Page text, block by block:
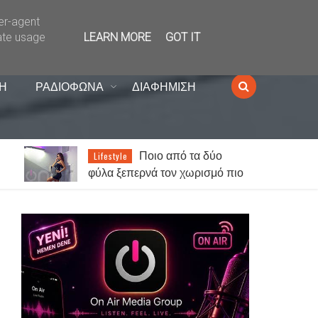
ΡΑΔΙΟΦΩΝΑ ΔΙΑΦΗΜΙΣΗ
Lifestyle
Ποιο από τα δύο
φύλα ξεπερνά τον χωρισμό πιο
agent
usage
LEARN MORE GOT IT